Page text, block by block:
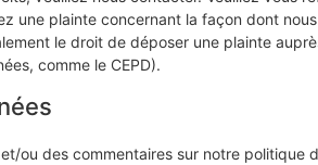
une plainte concernant la façon dont
le droit de déposer une plainte
comme le CEPD).
ou des commentaires sur notre